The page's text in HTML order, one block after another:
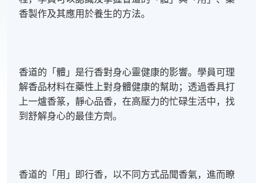
香製作及其應用於養生的方法。
香道的「體」是行香對身心靈健康的影響。學員可理
解香品材料在藥性上對身體健康的幫助；透過香具打
上一爐香篆，靜心品香，在高壓力的忙碌生活中，找
到舒解身心的最佳方劑。
香道的「用」即行香，以不同方式品聞香氣，進而瞭